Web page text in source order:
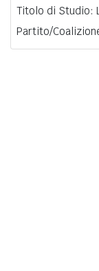
Titolo di Studio:
Partito/